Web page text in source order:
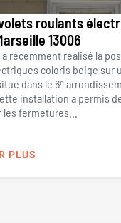
roulants
13006
récemment réalisé la
coloris beige sur
dans le 6ᵉ
installation a permis
fermetures...
PLUS